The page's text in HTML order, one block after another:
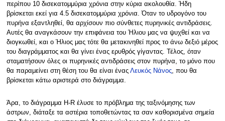
περίπου 10 δισεκατομμύρια χρόνια στην κύρια ακολουθία. Ήδη
βρίσκεται εκεί για 4.5 δισεκατομμύρια χρόνια. Όταν το υδρογόνο του
πυρήνα εξαντληθεί, θα αρχίσουν πιο σύνθετες πυρηνικές αντιδράσεις.
Αυτές θα αναγκάσουν την επιφάνεια του Ήλιου μας να ψυχθεί και να
διογκωθεί, και ο Ήλιος μας τότε θα μετακινηθεί προς το άνω δεξιό μέρος
του διαγράμματος και θα γίνει ένας ερυθρός γίγαντας. Τέλος, όταν
σταματήσουν όλες οι πυρηνικές αντιδράσεις στον πυρήνα, το μόνο που
θα παραμείνει στη θέση του θα είναι ένας Λευκός Νάνος, που θα
βρίσκεται κάτω αριστερά στο διάγραμμα.
Άρα, το διάγραμμα H-R έλυσε το πρόβλημα της ταξινόμησης των
άστρων, διάταξε τα αστέρια τοποθετώντας τα σαν καθορισμένα σημεία